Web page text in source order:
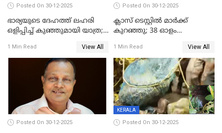
Posted On 30-12-2025
ഭാര്യയുടെ ദേഹത്ത് ലഹരി
ഒളിപ്പിച്ച് കുഞ്ഞുമായി യാത്ര;
പിടികൂടി പൊലീസ്
1 Min Read View All
Posted On 30-12-2025
ക്ലാസ് ടെസ്റ്റിൽ മാർക്ക്
കുറഞ്ഞു; 38 ഓളം
സെന്ററിലെ അധ്യാപകന്‍
മർദിച്ചതായി പരാതി
1 Min Read View All
Posted On 30-12-2025
KERALA
Posted On 30-12-2025